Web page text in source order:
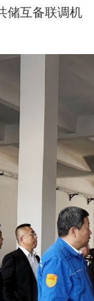
储互备联调机